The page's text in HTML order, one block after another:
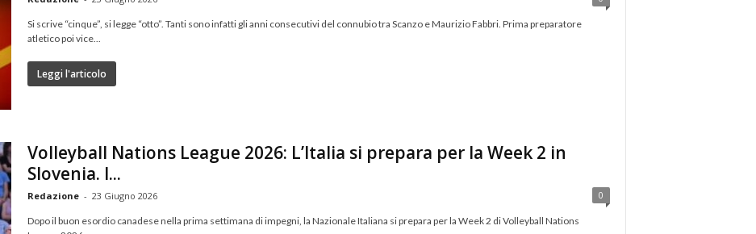
Si scrive “cinque”, si legge “otto”. Tanti sono infatti gli anni consecutivi del connubio tra Scanzo e Maurizio Fabbri. Prima preparatore
atletico poi vice...
Leggi l'articolo
Volleyball Nations League 2026: L’Italia si prepara per la Week 2 in
Slovenia. I...
Redazione - 23 Giugno 2026 0
Dopo il buon esordio canadese nella prima settimana di impegni, la Nazionale Italiana si prepara per la Week 2 di Volleyball Nations